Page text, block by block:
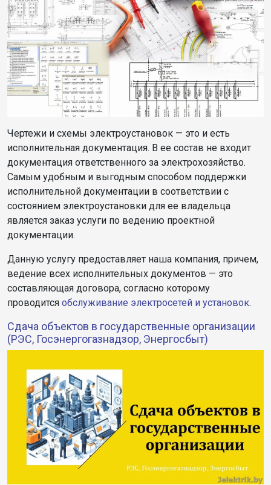
Чертежи и схемы электроустановок — это и есть
исполнительная документация. В ее состав не входит
документация ответственного за электрохозяйство.
Самым удобным и выгодным способом поддержки
исполнительной документации в соответствии с
состоянием электроустановки для ее владельца
является заказ услуги по ведению проектной
документации.
Данную услугу предоставляет наша компания, причем,
ведение всех исполнительных документов — это
составляющая договора, согласно которому
проводится обслуживание электросетей и установок.
Сдача объектов в государственные организации
(РЭС, Госэнергогазнадзор, Энергосбыт)